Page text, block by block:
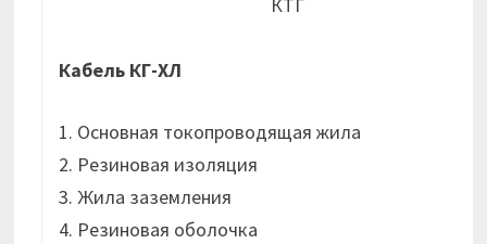
Кабель КГ-ХЛ
1. Основная токопроводящая жила
2. Резиновая изоляция
3. Жила заземления
4. Резиновая оболочка